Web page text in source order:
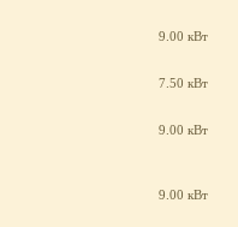
9.00 кВт
7.50 кВт
9.00 кВт
9.00 кВт